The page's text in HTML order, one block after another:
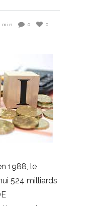
min 0 0
1988, le
524 milliards